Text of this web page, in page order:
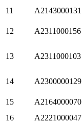
11 A2143000131
12 A2311000156
13 A2311000103
14 A2300000129
15 A2164000070
16
A2221000047